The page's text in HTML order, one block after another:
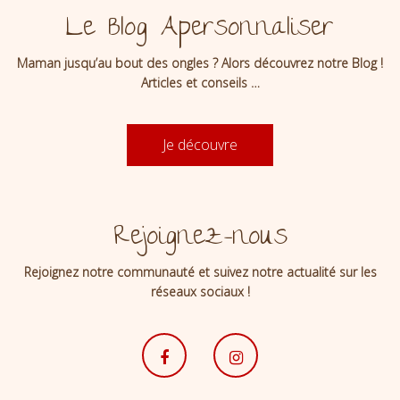
Le Blog Apersonnaliser
Maman jusqu’au bout des ongles ? Alors découvrez notre Blog !
Articles et conseils …
Je découvre
Rejoignez-nous
Rejoignez notre communauté et suivez notre actualité sur les
réseaux sociaux !